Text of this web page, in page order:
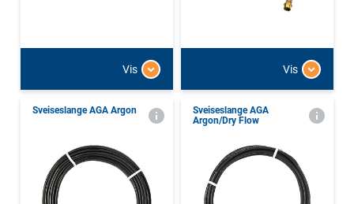
Vis Vis
Sveiseslange AGA Argon
Sveiseslange AGA
Argon/Dry Flow